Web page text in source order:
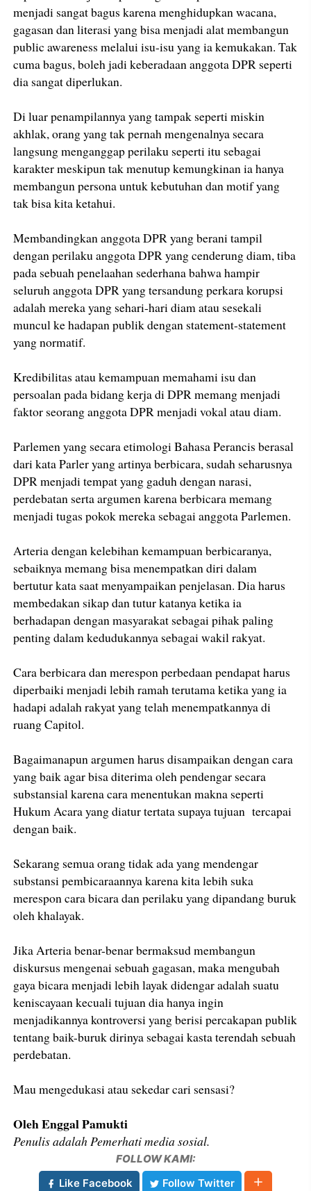
menjadi sangat bagus karena menghidupkan wacana,
gagasan dan literasi yang bisa menjadi alat membangun
public awareness melalui isu-isu yang ia kemukakan. Tak
cuma bagus, boleh jadi keberadaan anggota DPR seperti
dia sangat diperlukan.
Di luar penampilannya yang tampak seperti miskin
akhlak, orang yang tak pernah mengenalnya secara
langsung menganggap perilaku seperti itu sebagai
karakter meskipun tak menutup kemungkinan ia hanya
membangun persona untuk kebutuhan dan motif yang
tak bisa kita ketahui.
Membandingkan anggota DPR yang berani tampil
dengan perilaku anggota DPR yang cenderung diam, tiba
pada sebuah penelaahan sederhana bahwa hampir
seluruh anggota DPR yang tersandung perkara korupsi
adalah mereka yang sehari-hari diam atau sesekali
muncul ke hadapan publik dengan statement-statement
yang normatif.
Kredibilitas atau kemampuan memahami isu dan
persoalan pada bidang kerja di DPR memang menjadi
faktor seorang anggota DPR menjadi vokal atau diam.
Parlemen yang secara etimologi Bahasa Perancis berasal
dari kata Parler yang artinya berbicara, sudah seharusnya
DPR menjadi tempat yang gaduh dengan narasi,
perdebatan serta argumen karena berbicara memang
menjadi tugas pokok mereka sebagai anggota Parlemen.
Arteria dengan kelebihan kemampuan berbicaranya,
sebaiknya memang bisa menempatkan diri dalam
bertutur kata saat menyampaikan penjelasan. Dia harus
membedakan sikap dan tutur katanya ketika ia
berhadapan dengan masyarakat sebagai pihak paling
penting dalam kedudukannya sebagai wakil rakyat.
Cara berbicara dan merespon perbedaan pendapat harus
diperbaiki menjadi lebih ramah terutama ketika yang ia
hadapi adalah rakyat yang telah menempatkannya di
ruang Capitol.
Bagaimanapun argumen harus disampaikan dengan cara
yang baik agar bisa diterima oleh pendengar secara
substansial karena cara menentukan makna seperti
Hukum Acara yang diatur tertata supaya tujuan tercapai
dengan baik.
Sekarang semua orang tidak ada yang mendengar
substansi pembicaraannya karena kita lebih suka
merespon cara bicara dan perilaku yang dipandang buruk
oleh khalayak.
Jika Arteria benar-benar bermaksud membangun
diskursus mengenai sebuah gagasan, maka mengubah
gaya bicara menjadi lebih layak didengar adalah suatu
keniscayaan kecuali tujuan dia hanya ingin
menjadikannya kontroversi yang berisi percakapan publik
tentang baik-buruk dirinya sebagai kasta terendah sebuah
perdebatan.
Mau mengedukasi atau sekedar cari sensasi?
Oleh Enggal Pamukti
Penulis adalah Pemerhati media sosial.
FOLLOW KAMI:
Like Facebook
Follow Twitter